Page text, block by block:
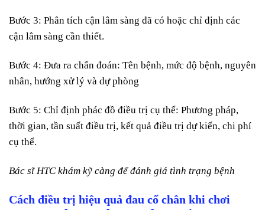
Bước 3: Phân tích cận lâm sàng đã có hoặc chỉ định các
cận lâm sàng cần thiết.
Bước 4: Đưa ra chẩn đoán: Tên bệnh, mức độ bệnh, nguyên
nhân, hướng xử lý và dự phòng
Bước 5: Chỉ định phác đồ điều trị cụ thể: Phương pháp,
thời gian, tần suất điều trị, kết quả điều trị dự kiến, chi phí
cụ thể.
Bác sĩ HTC khám kỹ càng để đánh giá tình trạng bệnh
Cách điều trị hiệu quả đau cổ chân khi chơi